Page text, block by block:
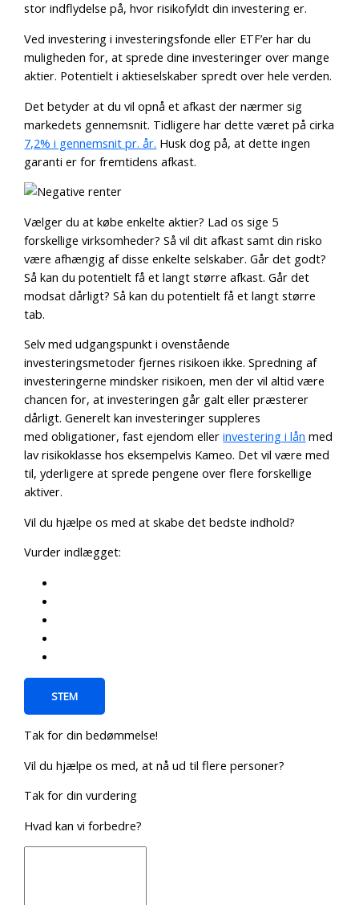
stor indflydelse på, hvor risikofyldt din investering er.
Ved investering i investeringsfonde eller ETF’er har du
muligheden for, at sprede dine investeringer over mange
aktier. Potentielt i aktieselskaber spredt over hele verden.
Det betyder at du vil opnå et afkast der nærmer sig
markedets gennemsnit. Tidligere har dette været på cirka
7,2% i gennemsnit pr. år. Husk dog på, at dette ingen
garanti er for fremtidens afkast.
Vælger du at købe enkelte aktier? Lad os sige 5
forskellige virksomheder? Så vil dit afkast samt din risko
være afhængig af disse enkelte selskaber. Går det godt?
Så kan du potentielt få et langt større afkast. Går det
modsat dårligt? Så kan du potentielt få et langt større
tab.
Selv med udgangspunkt i ovenstående
investeringsmetoder fjernes risikoen ikke. Spredning af
investeringerne mindsker risikoen, men der vil altid være
chancen for, at investeringen går galt eller præsterer
dårligt. Generelt kan investeringer suppleres
medobligationer, fast ejendom ellerinvestering i lån med
lav risikoklasse hos eksempelvis Kameo. Det vil være med
til, yderligere at sprede pengene over flere forskellige
aktiver.
Vil du hjælpe os med at skabe det bedste indhold?
Vurder indlægget:
STEM
Tak for din bedømmelse!
Vil du hjælpe os med, at nå ud til flere personer?
Tak for din vurdering
Hvad kan vi forbedre?